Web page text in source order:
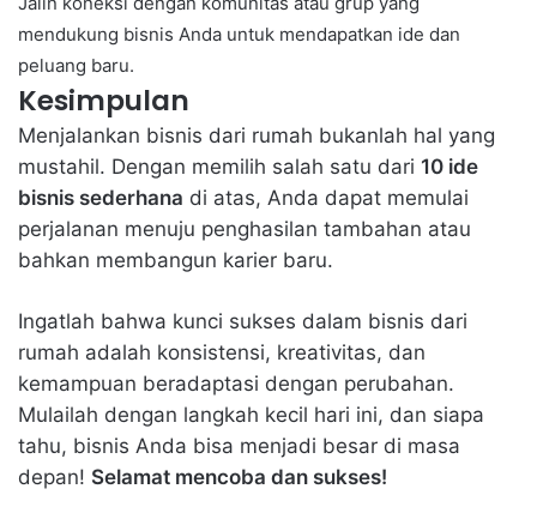
mendukung bisnis Anda untuk mendapatkan ide dan
peluang baru.
Kesimpulan
Menjalankan bisnis dari rumah bukanlah hal yang
mustahil. Dengan memilih salah satu dari 10 ide
bisnis sederhana di atas, Anda dapat memulai
perjalanan menuju penghasilan tambahan atau
bahkan membangun karier baru.
Ingatlah bahwa kunci sukses dalam bisnis dari
rumah adalah konsistensi, kreativitas, dan
kemampuan beradaptasi dengan perubahan.
Mulailah dengan langkah kecil hari ini, dan siapa
tahu, bisnis Anda bisa menjadi besar di masa
depan! Selamat mencoba dan sukses!